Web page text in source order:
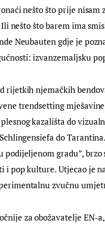
nešto što prije nisam
nešto što barem ima
Neubauten gdje je
izvanzemaljsku
rijetkih njemačkih
trendsetting
kazališta do
do
gradu”,
i pop kulture. Utjecao je
zvučnu
za obožavatelje EN-